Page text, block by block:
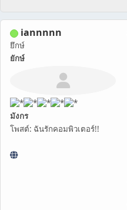
iannnnn
ยึกษ์
ยักษ์
มังกร
โพสต์: ฉันรักคอมพิวเตอร์!!